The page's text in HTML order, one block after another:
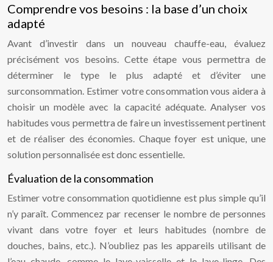
Comprendre vos besoins : la base d’un choix
adapté
Avant d’investir dans un nouveau chauffe-eau, évaluez
précisément vos besoins. Cette étape vous permettra de
déterminer le type le plus adapté et d’éviter une
surconsommation. Estimer votre consommation vous aidera à
choisir un modèle avec la capacité adéquate. Analyser vos
habitudes vous permettra de faire un investissement pertinent
et de réaliser des économies. Chaque foyer est unique, une
solution personnalisée est donc essentielle.
Évaluation de la consommation
Estimer votre consommation quotidienne est plus simple qu’il
n’y paraît. Commencez par recenser le nombre de personnes
vivant dans votre foyer et leurs habitudes (nombre de
douches, bains, etc.). N’oubliez pas les appareils utilisant de